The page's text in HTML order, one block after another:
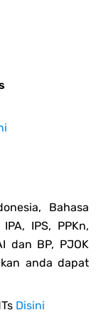
Bahasa
IPS, PPKn,
dan BP, PJOK
anda dapat
Disini